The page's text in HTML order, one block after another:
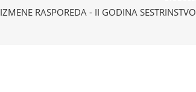
IZMENE RASPOREDA - II GODINA SESTRINSTVO